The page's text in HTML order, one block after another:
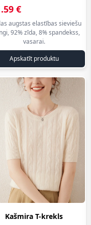
на
русском
€
на
augstas elastības sieviešu
92% zīda, 8% spandekss,
vasarai.
Apskatīt produktu
Kašmira T-krekls